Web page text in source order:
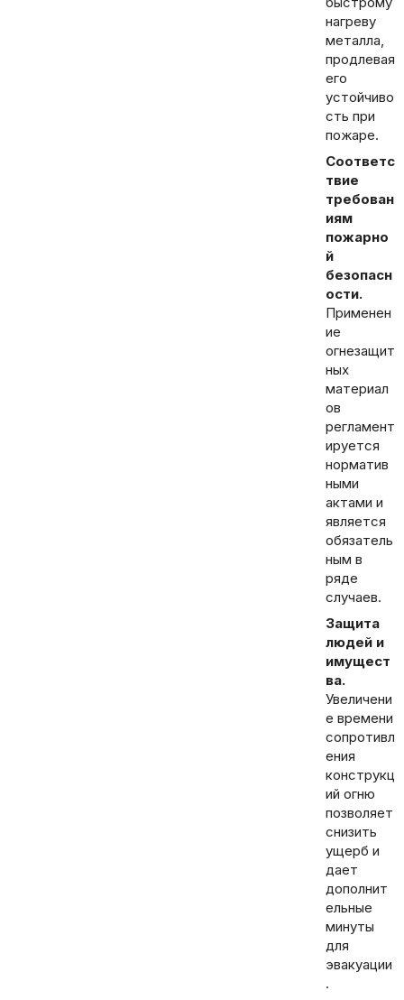
нагреву
металла,
продлевая
его
устойчиво
сть при
пожаре.
Соответс
твие
требован
иям
пожарно
й
безопасн
ости.
Применен
ие
огнезащит
ных
материал
ов
регламент
ируется
норматив
ными
актами и
является
обязатель
ным в
ряде
случаев.
Защита
людей и
имущест
ва.
Увеличени
е времени
сопротивл
ения
конструкц
ий огню
позволяет
снизить
ущерб и
дает
дополнит
ельные
минуты
для
эвакуации
.